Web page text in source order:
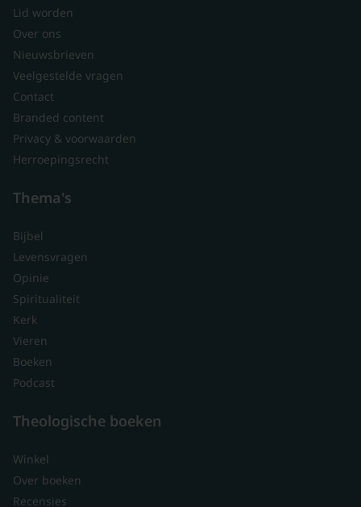
Lid worden
Over ons
Nieuwsbrieven
Veelgestelde vragen
Contact
Branded content
Privacy & voorwaarden
Herroepingsrecht
Thema's
Bijbel
Levensvragen
Opinie
Spiritualiteit
Kerk
Vieren
Boeken
Podcast
Theologische boeken
Winkel
Over boeken
Recensies